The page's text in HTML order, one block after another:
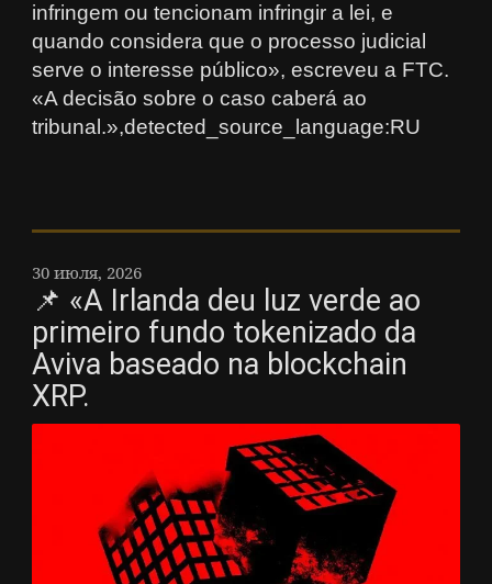
infringem ou tencionam infringir a lei, e
quando considera que o processo judicial
serve o interesse público», escreveu a FTC.
«A decisão sobre o caso caberá ao
tribunal.»,detected_source_language:RU
30 июля, 2026
📌 «A Irlanda deu luz verde ao
primeiro fundo tokenizado da
Aviva baseado na blockchain
XRP.